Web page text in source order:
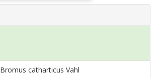
Bromus catharticus Vahl